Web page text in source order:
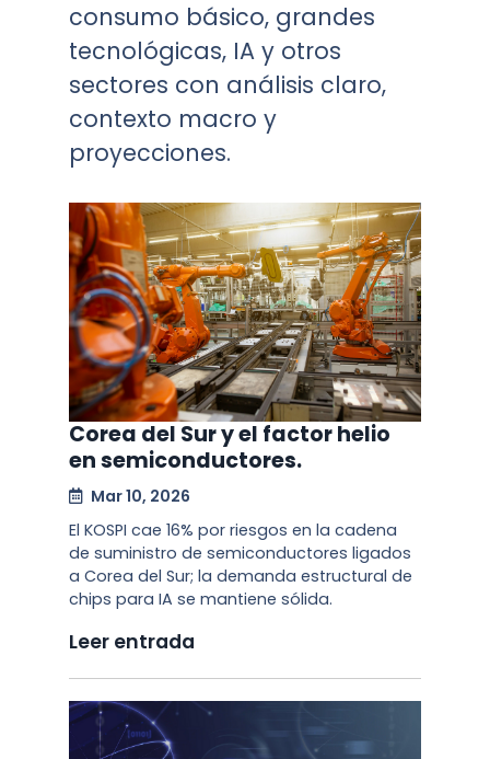
consumo básico, grandes
tecnológicas, IA y otros
sectores con análisis claro,
contexto macro y
proyecciones.
Corea del Sur y el factor helio
en semiconductores.
Mar 10, 2026
El KOSPI cae 16% por riesgos en la cadena
de suministro de semiconductores ligados
a Corea del Sur; la demanda estructural de
chips para IA se mantiene sólida.
Leer entrada